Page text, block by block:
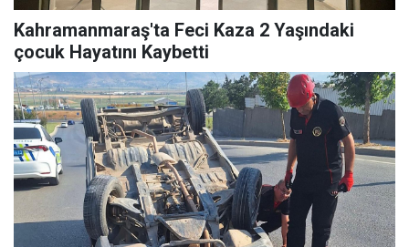
Kahramanmaraş'ta Feci Kaza 2 Yaşındaki
çocuk Hayatını Kaybetti